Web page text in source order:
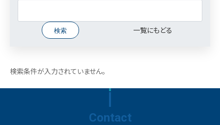
一覧にもどる
検索条件が入力されていません。
Contact